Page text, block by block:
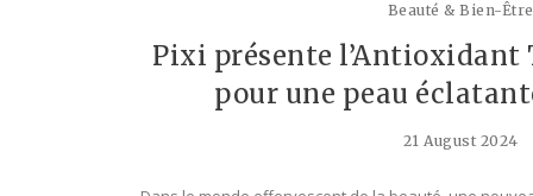
Beauté & Bien-Être
Pixi présente l’Antioxidant
pour une peau
21 August 2024